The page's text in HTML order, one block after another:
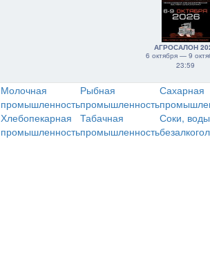
АГРОСАЛОН
6 октября — 9
23:59
Молочная
промышленность
Рыбная
промышленность
Сахарная
Хлебопекарная
промышленность
Табачная
промышленность
Соки,